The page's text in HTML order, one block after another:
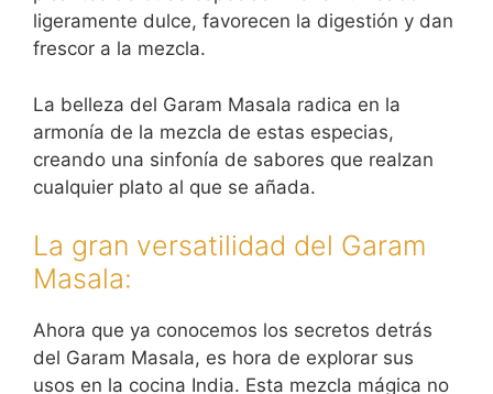
ligeramente dulce, favorecen la digestión y dan
frescor a la mezcla.
La belleza del Garam Masala radica en la
armonía de la mezcla de estas especias,
creando una sinfonía de sabores que realzan
cualquier plato al que se añada.
La gran versatilidad del Garam
Masala:
Ahora que ya conocemos los secretos detrás
del Garam Masala, es hora de explorar sus
usos en la cocina India. Esta mezcla mágica no